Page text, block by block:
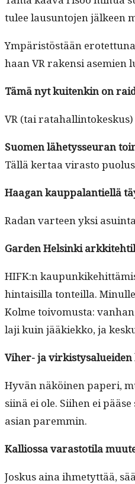
tulee lausun­to­jen jäl­keen
Ympäristöstään
haan VR rak­en­si asemien
Tämä nyt kuitenkin on
VR (tai
Suomen lähetysseu­ran
Täl­lä ker­taa viras­to
Haa­gan kaup­palantiel­lä
Radan var­teen yksi
Gar­den Helsin­ki
HIFK:n
hin­taisil­la ton­teil­la.
Kolme toivo­mus­ta:
la­ji kuin jääkiekko, ja
Viher- ja
Hyvän näköi­nen paperi,
siinä ei ole. Siihen ei
asian paremmin.
Kallios­sa varas­toti­la
Joskus aina ihme­tyt­tää,